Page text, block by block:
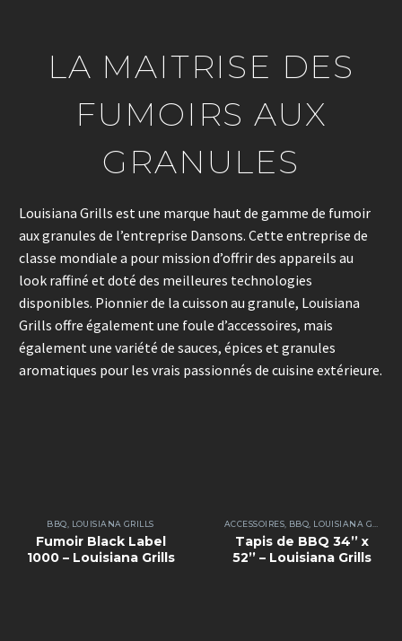
LA MAITRISE DES
FUMOIRS AUX
GRANULES
Louisiana Grills est une marque haut de gamme de fumoir
aux granules de l’entreprise Dansons. Cette entreprise de
classe mondiale a pour mission d’offrir des appareils au
look raffiné et doté des meilleures technologies
disponibles. Pionnier de la cuisson au granule, Louisiana
Grills offre également une foule d’accessoires, mais
également une variété de sauces, épices et granules
aromatiques pour les vrais passionnés de cuisine extérieure.
BBQ LOUISIANA GRILLS
Fumoir Black Label
1000 – Louisiana Grills
ACCESSOIRES, BBQ LOUISIANA GRILLS
Tapis de BBQ 34’’ x
52’’ – Louisiana Grills